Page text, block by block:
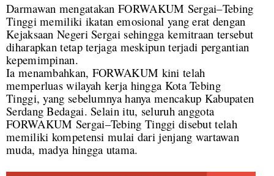
Darmawan mengatakan FORWAKUM Sergai–Tebing
Tinggi memiliki ikatan emosional yang erat dengan
Kejaksaan Negeri Sergai sehingga kemitraan tersebut
diharapkan tetap terjaga meskipun terjadi pergantian
kepemimpinan.
Ia menambahkan, FORWAKUM kini telah
memperluas wilayah kerja hingga Kota Tebing
Tinggi, yang sebelumnya hanya mencakup Kabupaten
Serdang Bedagai. Selain itu, seluruh anggota
FORWAKUM Sergai–Tebing Tinggi disebut telah
memiliki kompetensi mulai dari jenjang wartawan
muda, madya hingga utama.